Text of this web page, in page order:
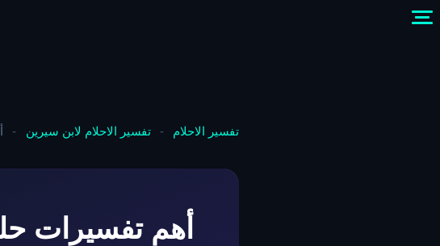
تفسير الاحلام - تفسير الاحلام لابن سيرين -
أهم تفسيرات